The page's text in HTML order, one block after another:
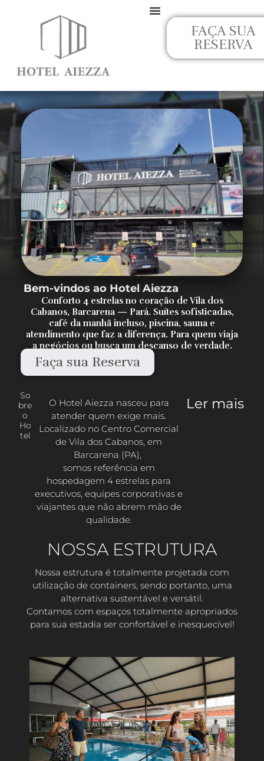
FAÇA SUA
RESERVA
Bem-vindos ao Hotel Aiezza
Conforto 4 estrelas no coração de Vila dos
Cabanos, Barcarena — Pará. Suítes sofisticadas,
café da manhã incluso, piscina, sauna e
atendimento que faz a diferença. Para quem viaja
a negócios ou busca um descanso de verdade.
Faça sua Reserva
So
bre
o
Ho
tel
O Hotel Aiezza nasceu para
atender quem exige mais.
Localizado no Centro Comercial
de Vila dos Cabanos, em
Barcarena (PA),
somos referência em
hospedagem 4 estrelas para
executivos, equipes corporativas e
viajantes que não abrem mão de
qualidade.
Ler mais
NOSSA ESTRUTURA
Nossa estrutura é totalmente projetada com
utilização de containers, sendo portanto, uma
alternativa sustentável e versátil.
Contamos com espaços totalmente apropriados
para sua estadia ser confortável e inesquecível!